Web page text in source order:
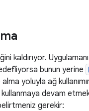
bunun yerine
yoluyla ağ
devam
belirtmeniz gerekir: